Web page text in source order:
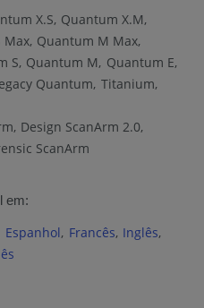
X.S Quantum X.M
Max Quantum M Max
S Quantum M
Quantum E
Quantum Titanium
Design ScanArm 2.0
ScanArm
Espanhol Francês Inglês